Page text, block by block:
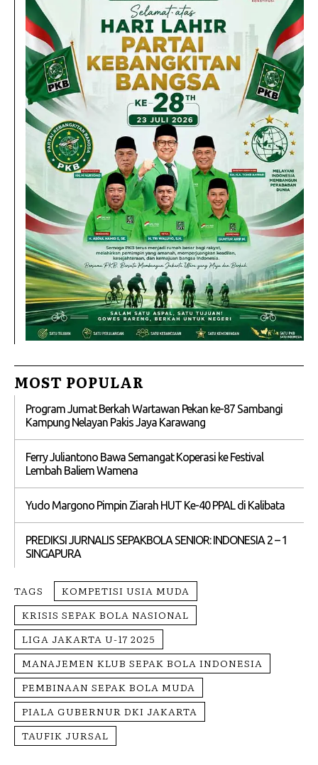
MOST POPULAR
Program Jumat Berkah Wartawan Pekan ke-87 Sambangi
Kampung Nelayan Pakis Jaya Karawang
Ferry Juliantono Bawa Semangat Koperasi ke Festival
Lembah Baliem Wamena
Yudo Margono Pimpin Ziarah HUT Ke-40 PPAL di Kalibata
PREDIKSI JURNALIS SEPAKBOLA SENIOR: INDONESIA 2 – 1
SINGAPURA
TAGS
KOMPETISI USIA MUDA
KRISIS SEPAK BOLA NASIONAL
LIGA JAKARTA U-17 2025
MANAJEMEN KLUB SEPAK BOLA INDONESIA
PEMBINAAN SEPAK BOLA MUDA
PIALA GUBERNUR DKI JAKARTA
TAUFIK JURSAL